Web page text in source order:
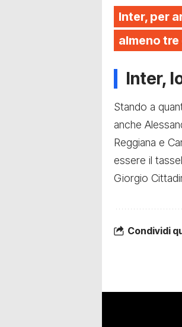
Inter, per
almeno
Inter,
Stando a
anche
Reggiana e
essere il
Giorgio
Condividi